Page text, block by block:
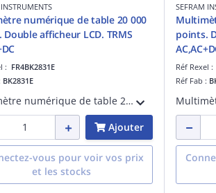
numérique de table 20 000
afficheur LCD. TRMS
: FR4BK2831E
BK2831E
Multimètre numérique de table 20 000 points. Double afficheur LCD. 0,03%. TRMS AC, AC+DC. UDC 1000V, UAC 750V. Courant 20A AC/DC. Résistance 50Mohms. Fréquence. Continuité. Test diode. Livré avec un jeu de cordons.
Ajouter
vous pour voir vos prix
et les stocks
SEFRAM
points.
Réf Rexel
Réf Fab :